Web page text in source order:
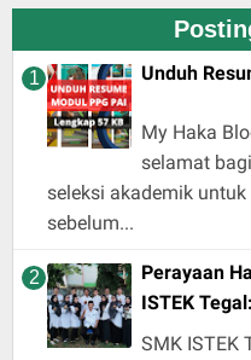
Unduh
My Haka
selamat
seleksi akademik
sebelum...
Perayaan
ISTEK
SMK ISTEK